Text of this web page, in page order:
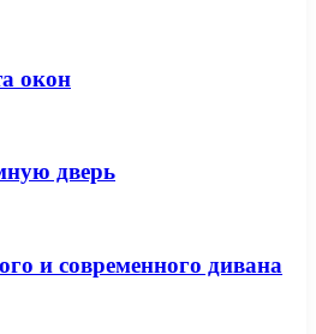
окон
дверь
и современного дивана